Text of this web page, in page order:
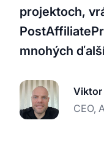
projektoch,
mnohých
Viktor
CEO,